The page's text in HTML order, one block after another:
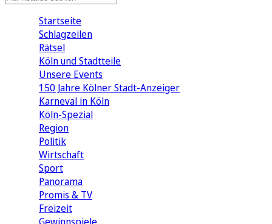
Startseite
Schlagzeilen
Rätsel
Köln und Stadtteile
Unsere Events
150 Jahre Kölner Stadt-Anzeiger
Karneval in Köln
Köln-Spezial
Region
Politik
Wirtschaft
Sport
Panorama
Promis & TV
Freizeit